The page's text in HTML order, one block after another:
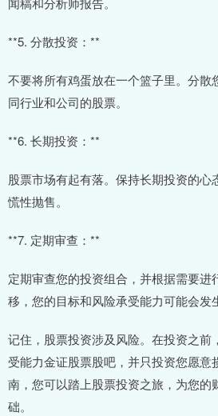
**5. 分散投资：**
不要将所有鸡蛋放在一个篮子里。分散
同行业和公司的股票。
**6. 长期投资：**
股票市场有起有落。保持长期投资的心
慌性抛售。
**7. 定期审查：**
定期审查您的投资组合，并根据需要进
移，您的目标和风险承受能力可能会发
记住，股票投资涉及风险。在投资之前
受能力金证股票股吧，并只投资您愿意
南，您可以踏上股票投资之旅，为您的
础。